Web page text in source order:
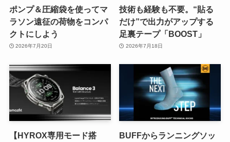
ポンプ＆圧縮袋を使ってマ
ラソン遠征の荷物をコンパ
クトにしよう
2026年7月20日
技術も経験も不要。“貼る
だけ”で出力がアップする
足裏テープ「BOOST」
2026年7月18日
【HYROX専用モード搭
BUFFからランニングソッ